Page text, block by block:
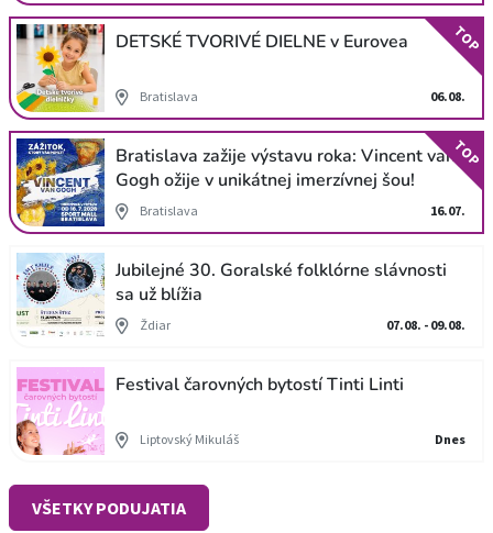
DETSKÉ TVORIVÉ DIELNE v Eurovea
Bratislava 06.08.
TOP
Bratislava zažije výstavu roka: Vincent van
Gogh ožije v unikátnej imerzívnej šou!
Bratislava 16.07.
TOP
Jubilejné 30. Goralské folklórne slávnosti
sa už blížia
Ždiar 07.08. - 09.08.
Festival čarovných bytostí Tinti Linti
Liptovský Mikuláš Dnes
VŠETKY PODUJATIA